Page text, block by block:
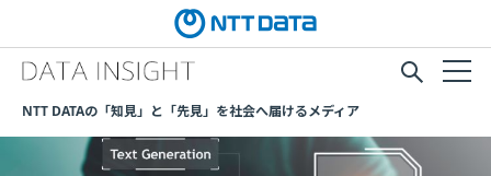
NTT DATAの「知見」と「先見」を社会へ届けるメディア